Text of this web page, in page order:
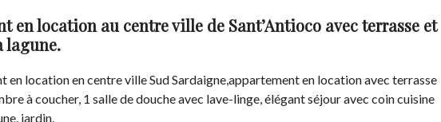
en location au centre ville de Sant’Antioco avec terrasse et
lagune.
en location en centre ville Sud Sardaigne,appartement en location avec terrasse
à coucher, 1 salle de douche avec lave-linge, élégant séjour avec coin cuisine
jardin.